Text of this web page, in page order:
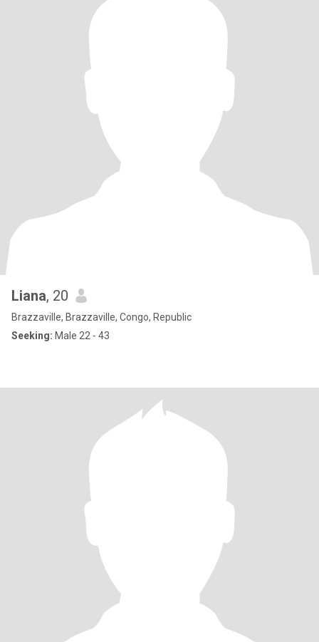
Liana, 20
Brazzaville, Brazzaville, Congo, Republic
Seeking: Male 22 - 43